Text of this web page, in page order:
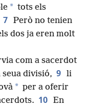
* tots els
7 Però no tenien
dos ja eren molt
com a sacerdot
divisió, 9 li
* per a oferir
10 En